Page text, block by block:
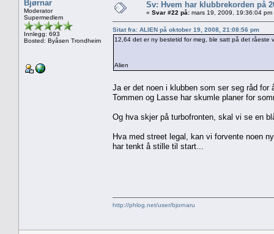
Bjørnar
Moderator
Supermedlem
Innlegg: 693
Bosted: Byåsen Trondheim
Sv: Hvem har klubbrekorden på
« Svar #22 på: mars 19, 2009, 19:36:04 pm
Sitat fra: ALIEN på oktober 19, 2008, 21:08:56 pm
12,64 det er ny bestetid for meg, ble satt på det råeste
Alien
Ja er det noen i klubben som ser seg råd
Tommen og Lasse har skumle planer for
Og hva skjer på turbofronten, skal vi se en
Hva med street legal, kan vi forvente noen
har tenkt å stille til start...
http://phlog.net/user/bjornaru